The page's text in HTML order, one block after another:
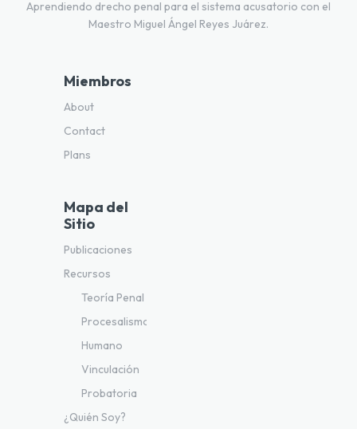
Aprendiendo drecho penal para el sistema acusatorio con el
Maestro Miguel Ángel Reyes Juárez.
Miembros
About
Contact
Plans
Mapa del
Sitio
Publicaciones
Recursos
Teoría Penal
Procesalismo
Humano
Vinculación
Probatoria
¿Quién Soy?